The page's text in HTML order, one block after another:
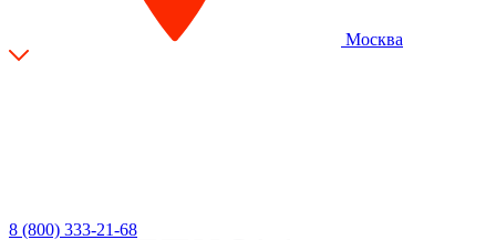
Москва
8 (800) 333-21-68